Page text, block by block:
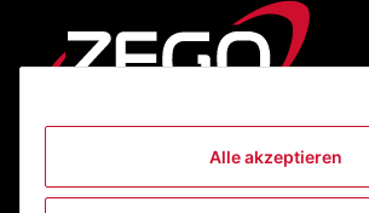
Alle akzeptieren
Informationen